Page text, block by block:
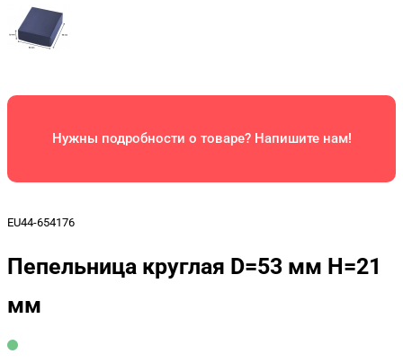
Нужны подробности о товаре? Напишите нам!
EU44-654176
Пепельница круглая D=53 мм H=21
мм